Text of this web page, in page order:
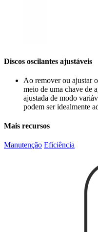
Discos oscilantes ajustáveis
Ao remover ou ajustar
meio de uma chave de
ajustada de modo
podem ser idealmente
Mais recursos
Manutenção Eficiência